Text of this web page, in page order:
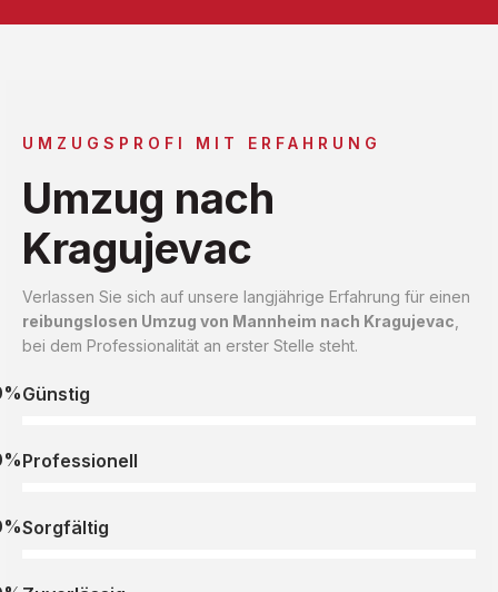
UMZUGSPROFI MIT ERFAHRUNG
Umzug nach
Kragujevac
Verlassen Sie sich auf unsere langjährige Erfahrung für einen
reibungslosen Umzug von Mannheim nach Kragujevac
bei dem Professionalität an erster Stelle steht.
Günstig
Professionell
Sorgfältig